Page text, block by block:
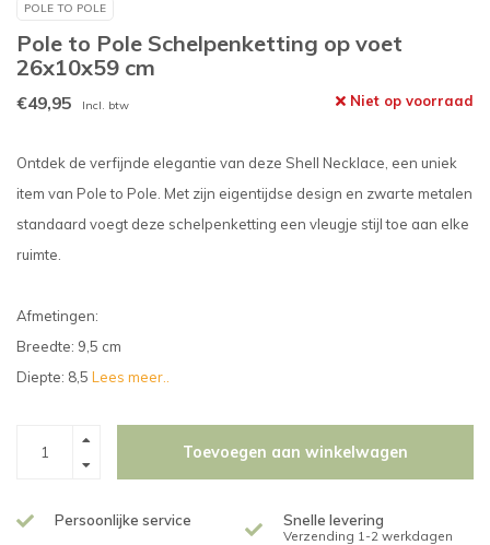
POLE TO POLE
Pole to Pole Schelpenketting op voet
26x10x59 cm
€49,95 Incl. btw Niet op voorraad
Ontdek de verfijnde elegantie van deze Shell Necklace, een uniek
item van Pole to Pole. Met zijn eigentijdse design en zwarte metalen
standaard voegt deze schelpenketting een vleugje stijl toe aan elke
ruimte.
Afmetingen:
Breedte: 9,5 cm
Diepte: 8,5 Lees meer..
Toevoegen aan winkelwagen
Persoonlijke service Snelle levering
Verzending 1-2 werkdagen